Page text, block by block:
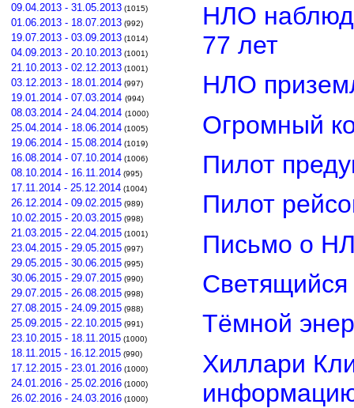
09.04.2013 - 31.05.2013 (1015)
01.06.2013 - 18.07.2013 (992)
19.07.2013 - 03.09.2013 (1014)
04.09.2013 - 20.10.2013 (1001)
21.10.2013 - 02.12.2013 (1001)
03.12.2013 - 18.01.2014 (997)
19.01.2014 - 07.03.2014 (994)
08.03.2014 - 24.04.2014 (1000)
25.04.2014 - 18.06.2014 (1005)
19.06.2014 - 15.08.2014 (1019)
16.08.2014 - 07.10.2014 (1006)
08.10.2014 - 16.11.2014 (995)
17.11.2014 - 25.12.2014 (1004)
26.12.2014 - 09.02.2015 (989)
10.02.2015 - 20.03.2015 (998)
21.03.2015 - 22.04.2015 (1001)
23.04.2015 - 29.05.2015 (997)
29.05.2015 - 30.06.2015 (995)
30.06.2015 - 29.07.2015 (990)
29.07.2015 - 26.08.2015 (998)
27.08.2015 - 24.09.2015 (988)
25.09.2015 - 22.10.2015 (991)
23.10.2015 - 18.11.2015 (1000)
18.11.2015 - 16.12.2015 (990)
17.12.2015 - 23.01.2016 (1000)
24.01.2016 - 25.02.2016 (1000)
26.02.2016 - 24.03.2016 (1000)
НЛО
77 лет
НЛО
Огромный
Пилот
Пилот
Письмо о
Светящийся
Тёмной
Хиллари